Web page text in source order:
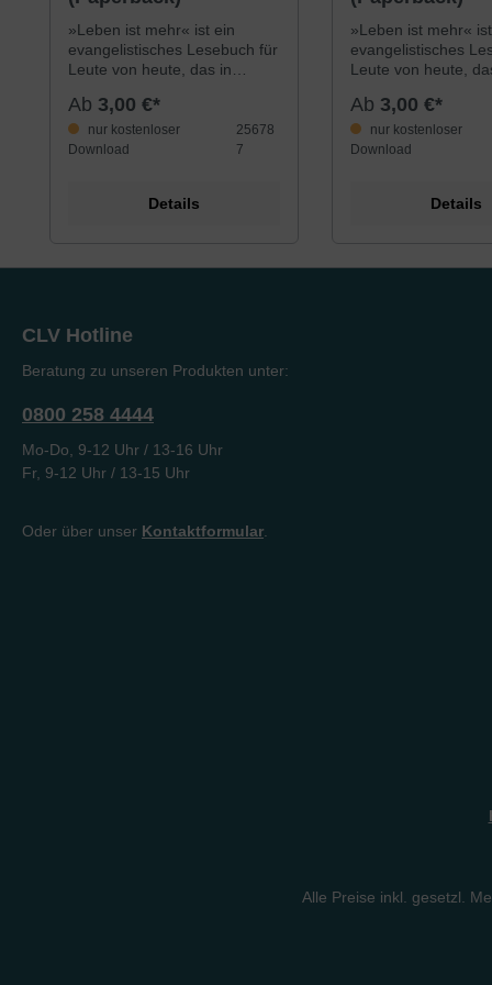
»Leben ist mehr« ist ein
evangelistisches Lesebuch für
Leute von heute, das in
Aufmachung mehr als nur
Impulse gibt. Es bietet
konkrete Antworten auf unser
Evangelium nahe, ohne
wichtigen Lebensbereichen
Christus zu entdecken. Es
eignet sich besonders gut zur
Weitergabe (z.B. als
Freunde, Nachbarn, Kollegen
usw.
Ab 3,00 €*
nur kostenloser
Download
25678
7
Details
»Leben ist mehr«
evangelistisches
Leute von heute,
Aufmachung mehr
Impulse gibt. Es
konkrete Antworten
Evangelium nahe,
wichtigen
Christus zu
eignet sich
Freunde,
Ab 3,00 €*
nur kostenloser
Download
Details
CLV Hotline
Beratung zu unseren Produkten unter:
0800 258 4444
Mo-Do, 9-12 Uhr / 13-16 Uhr
Fr, 9-12 Uhr / 13-15 Uhr
Oder über unser Kontaktformular.
Alle Preise inkl. gesetzl.